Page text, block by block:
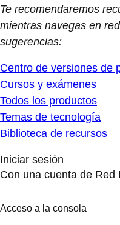
Te recomendaremos
mientras navegas en
sugerencias:
Centro de versiones de
Cursos y exámenes
Todos los productos
Temas de tecnología
Biblioteca de recursos
Iniciar sesión
Con una cuenta de Red
Acceso a la consola